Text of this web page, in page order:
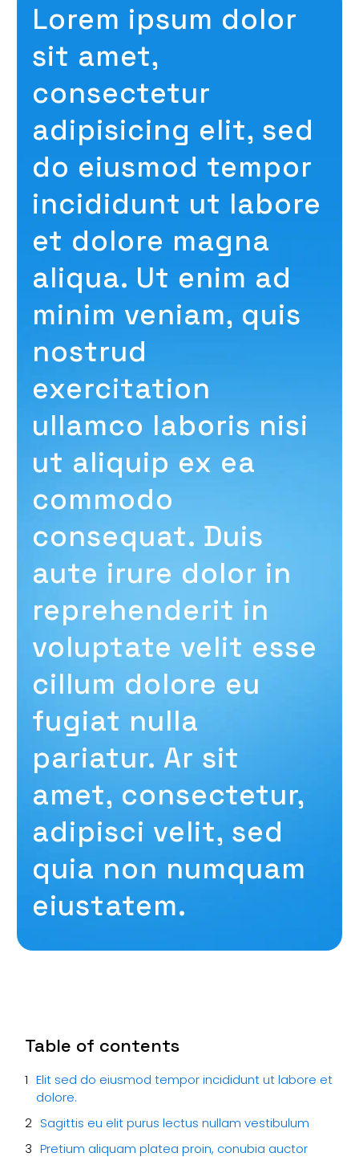
Lorem ipsum dolor
sit amet,
consectetur
adipisicing elit, sed
do eiusmod tempor
incididunt ut labore
et dolore magna
aliqua. Ut enim ad
minim veniam, quis
nostrud
exercitation
ullamco laboris nisi
ut aliquip ex ea
commodo
consequat. Duis
aute irure dolor in
reprehenderit in
voluptate velit esse
cillum dolore eu
fugiat nulla
pariatur. Ar sit
amet, consectetur,
adipisci velit, sed
quia non numquam
eiustatem.
Table of contents
Elit sed do eiusmod tempor incididunt ut labore et
dolore.
Sagittis eu elit purus lectus nullam vestibulum
Pretium aliquam platea proin, conubia auctor